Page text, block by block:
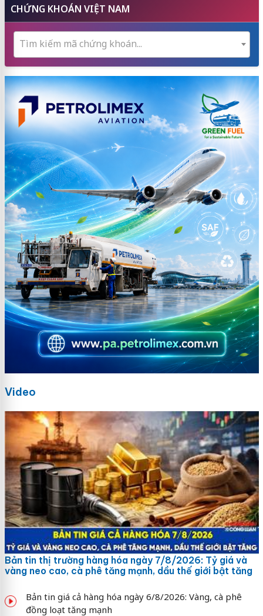
CHỨNG KHOÁN VIỆT NAM
Tìm kiếm mã chứng khoán...
Video
Bản tin thị trường hàng hóa ngày 7/8/2026: Tỷ giá và
vàng neo cao, cà phê tăng mạnh, dầu thế giới bật tăng
Bản tin giá cả hàng hóa ngày 6/8/2026: Vàng, cà phê
đồng loạt tăng mạnh